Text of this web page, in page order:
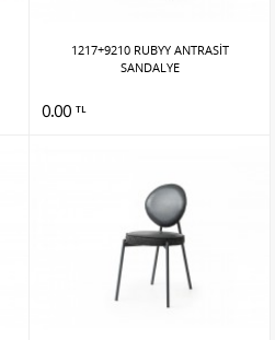
1217+9210 RUBYY ANTRASİT
SANDALYE
0.00 TL